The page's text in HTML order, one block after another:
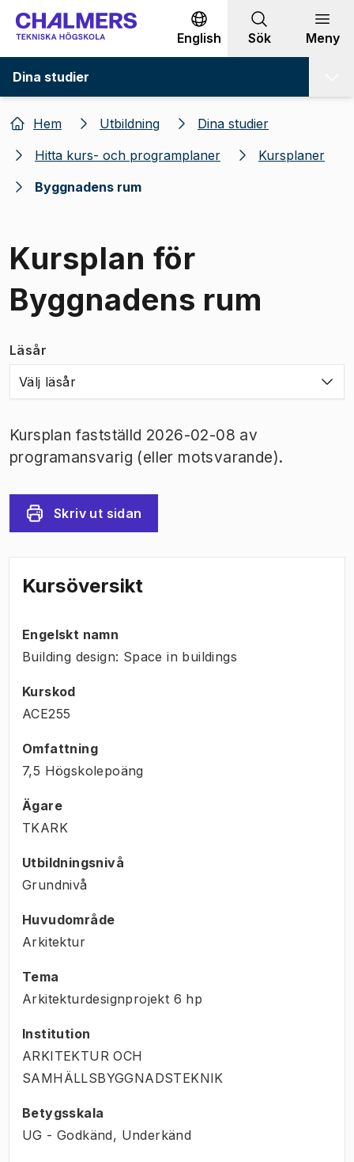
Gå till innehållet
English Sök Meny
Dina studier
Hem Utbildning
Dina studier
Hitta kurs- och programplaner
Kursplaner
Byggnadens rum
Kursplan för
Byggnadens rum
Läsår
Välj läsår
Kursplan fastställd 2026-02-08 av
programansvarig (eller motsvarande).
Skriv ut sidan
Kursöversikt
Engelskt namn
Building design: Space in buildings
Kurskod
ACE255
Omfattning
7,5 Högskolepoäng
Ägare
TKARK
Utbildningsnivå
Grundnivå
Huvudområde
Arkitektur
Tema
Arkitekturdesignprojekt 6 hp
Institution
ARKITEKTUR OCH
SAMHÄLLSBYGGNADSTEKNIK
Betygsskala
UG - Godkänd, Underkänd